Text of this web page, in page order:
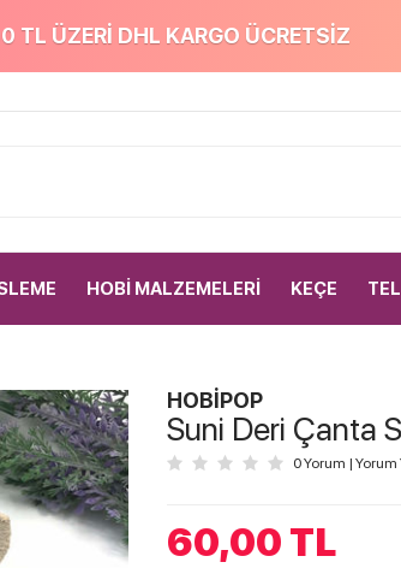
TL ÜZERİ DHL KARGO ÜCRETSİZ
HOBİ MALZEMELERİ KEÇE
HOBİPOP
Suni Deri Çanta
0 Yorum | Yorum
60,00 TL